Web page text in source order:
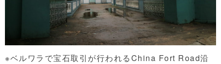
※ベルワラで宝石取引が行われるChina Fort Road沿